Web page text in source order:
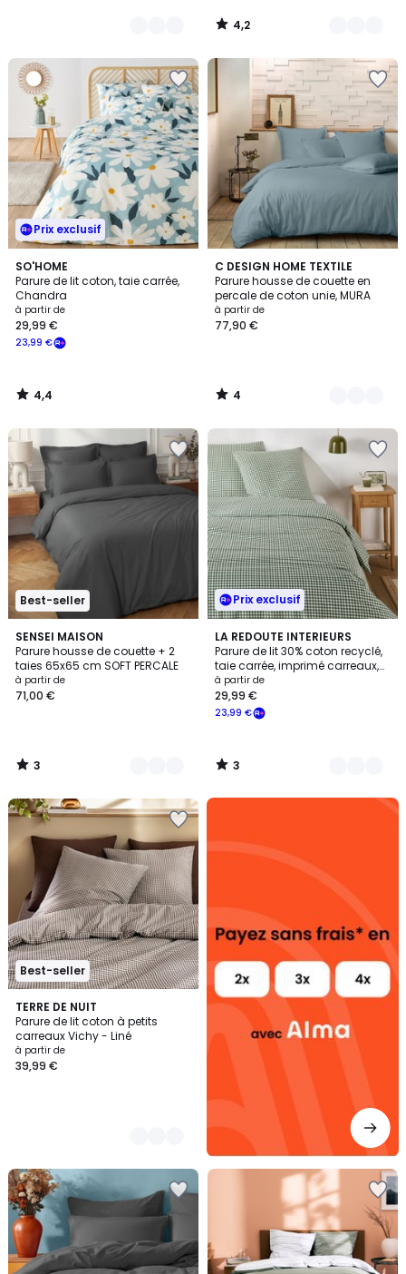
4,2
/
Prix exclusif
SO'HOME
Parure de lit coton, taie carrée,
Chandra
à partir de
23,99 €
29,99 €
4,4
/ 5
4,4
/
C DESIGN HOME TEXTILE
Parure housse de couette en
percale de coton unie, MURA
à partir de
77,90 €
4
/
5
11
Couleurs
4
/
Best-seller
SENSEI MAISON
Parure housse de couette + 2
taies 65x65 cm SOFT PERCALE
à partir de
71,00 €
3
/
5
19
Couleurs
3
/
Prix exclusif
LA REDOUTE INTERIEURS
Parure de lit 30% coton recyclé,
taie carrée, imprimé carreaux,
LESIA
à partir de
23,99 €
29,99 €
3
/
5
2
Couleurs
3
/
Best-seller
TERRE DE NUIT
Parure de lit coton à petits
carreaux Vichy - Liné
à partir de
39,99 €
4
Couleurs
Alma
sans